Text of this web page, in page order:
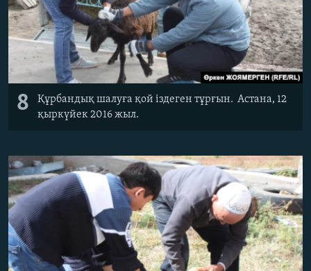
8
Құрбандық шалуға қой іздеген тұрғын. Астана, 12
қыркүйек 2016 жыл.